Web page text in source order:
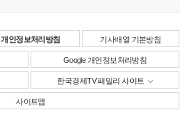
개인정보처리방침 기사배열 기본방침
Google 개인정보처리방침
한국경제TV 패밀리 사이트
사이트맵